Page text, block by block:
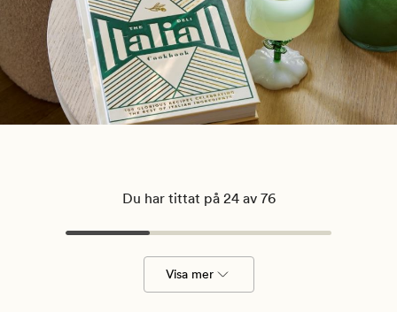
Du har tittat på 24 av 76
Visa mer